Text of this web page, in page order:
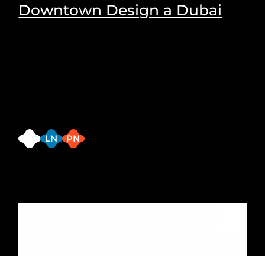
Downtown Design a Dubai
FB LN PN